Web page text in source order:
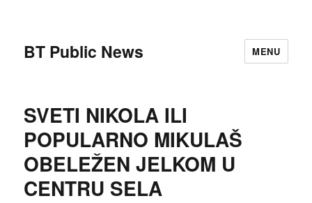
BT Public News MENU
SVETI NIKOLA ILI
POPULARNO MIKULAŠ
OBELEŽEN JELKOM U
CENTRU SELA